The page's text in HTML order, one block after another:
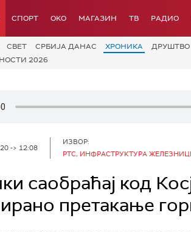
СПОРТ OKO МАГАЗИН ТВ РАДИО
СВЕТ СРБИЈА ДАНАС ХРОНИКА ДРУШТВО
2026
-> 12:08
ИЗВОР:
РТС, ИНФРАСТРУКТУРА
саобраћај код
претакање